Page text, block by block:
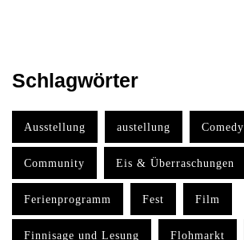
Schlagwörter
Ausstellung austellung Comedy
Community Eis & Überraschungen
Ferienprogramm Fest Film
Finnisage und Lesung Flohmarkt